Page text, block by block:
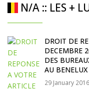
N/A :: LES +
DROIT DE
DECEMBRE
DES
AU BENELUX
29 January 2016